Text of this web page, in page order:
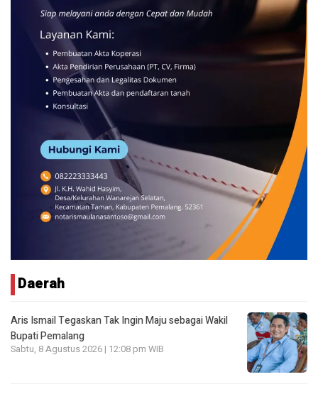
Daerah
Aris Ismail Tegaskan Tak Ingin Maju sebagai Wakil
Bupati Pemalang
Sabtu, 8 Agustus 2026 | 12:08 pm WIB